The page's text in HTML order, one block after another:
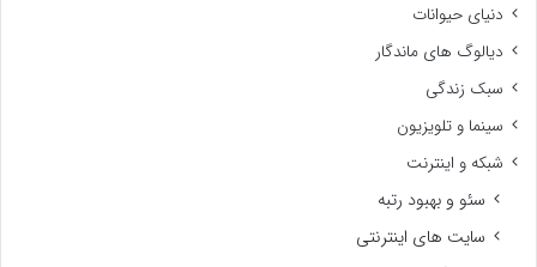
دنیای حیوانات
دیالوگ های ماندگار
سبک زندگی
سینما و تلویزیون
شبکه و اینترنت
سئو و بهبود رتبه
سایت های اینترنتی